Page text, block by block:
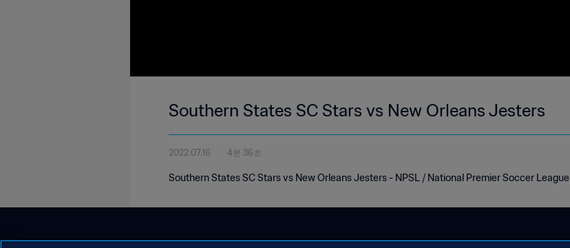
Southern States SC Stars vs New Orleans Jesters
2022.07.16 4분 36초
Southern States SC Stars vs New Orleans Jesters - NPSL / National Premier Soccer League